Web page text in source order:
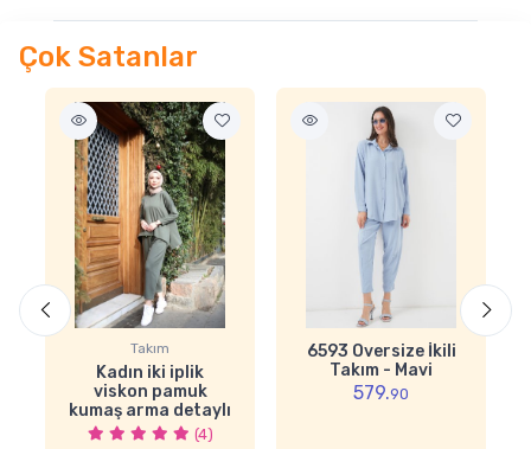
Çok Satanlar
Takım
Kadın iki iplik
viskon pamuk
kumaş arma detaylı
ikili takım (4)
6593 Oversize İkili
Takım - Mavi
579.90